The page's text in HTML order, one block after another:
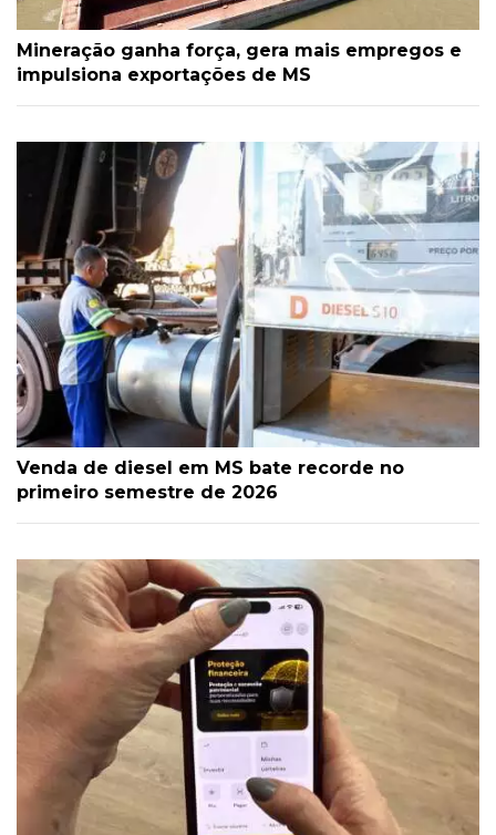
Mineração ganha força, gera mais empregos e
impulsiona exportações de MS
Venda de diesel em MS bate recorde no
primeiro semestre de 2026